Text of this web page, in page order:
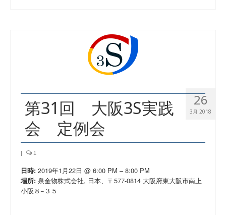
26
3月 2018
第31回 大阪3S実践
会 定例会
| 1
日時: 2019年1月22日 @ 6:00 PM – 8:00 PM
場所: 泉金物株式会社, 日本、〒577-0814 大阪府東大阪市南上
小阪８−３５